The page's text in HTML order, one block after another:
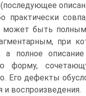
практически
может быть
при
полное
форму,
Его дефекты
и воспроизведения.